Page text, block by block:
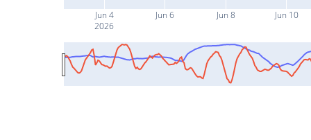
Jun 4
2026
Jun 6 Jun 8 Jun 10